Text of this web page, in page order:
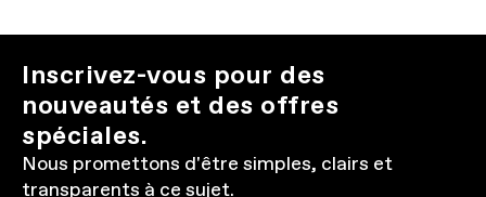
Inscrivez-vous pour des
nouveautés et des offres
spéciales.
Nous promettons d'être simples, clairs et
transparents à ce sujet.